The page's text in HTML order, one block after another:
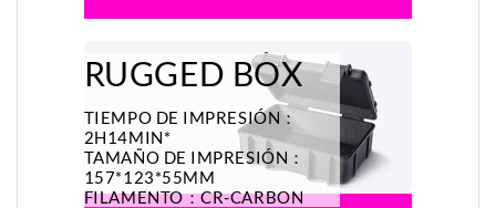
RUGGED BOX
TIEMPO DE IMPRESIÓN：
2H14MIN*
TAMAÑO DE IMPRESIÓN：
157*123*55MM
FILAMENTO：CR-CARBON